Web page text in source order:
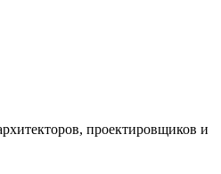
проектировщиков и